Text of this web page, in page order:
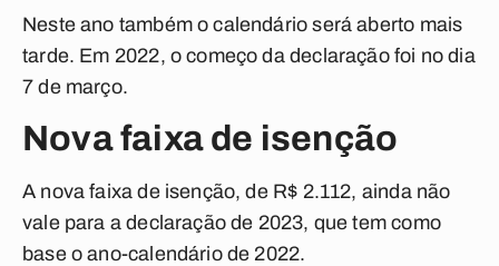
Neste ano também o calendário será aberto mais
tarde. Em 2022, o começo da declaração foi no dia
7 de março.
Nova faixa de isenção
A nova faixa de isenção, de R$ 2.112, ainda não
vale para a declaração de 2023, que tem como
base o ano-calendário de 2022.